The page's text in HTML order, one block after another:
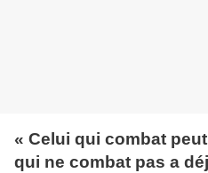
« Celui qui combat
qui ne combat pas a